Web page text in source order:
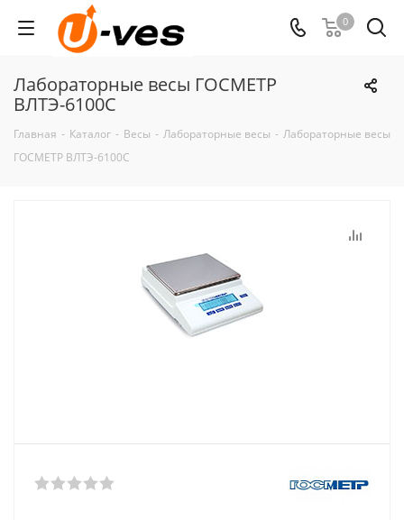
0
Лабораторные весы ГОСМЕТР
ВЛТЭ-6100С
Главная - Каталог - Весы - Лабораторные весы - Лабораторные весы
ГОСМЕТР ВЛТЭ-6100С